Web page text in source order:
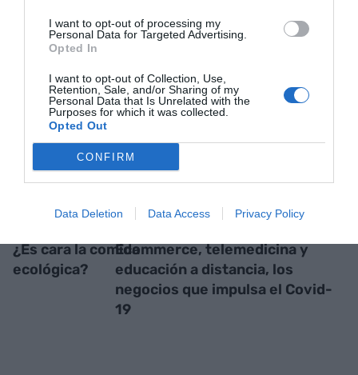
I want to opt-out of processing my
Personal Data for Targeted Advertising.
Opted In
I want to opt-out of Collection, Use,
Retention, Sale, and/or Sharing of my
Personal Data that Is Unrelated with the
Purposes for which it was collected.
Opted Out
CONFIRM
Data Deletion Data Access Privacy Policy
RELACIONADAS
¿Es cara la comida
ecológica?
Ecommerce, telemedicina y
educación a distancia, los
negocios que impulsa el Covid-
19